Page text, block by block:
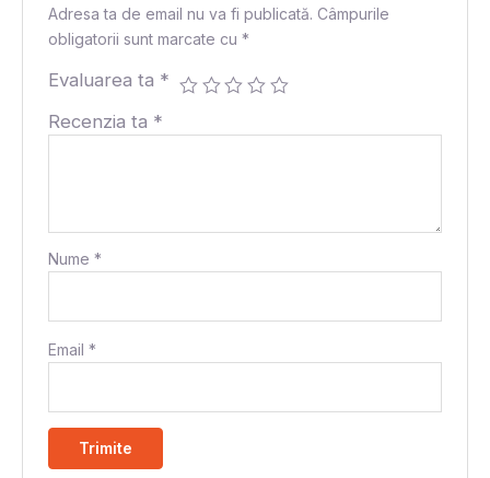
Adresa ta de email nu va fi publicată. Câmpurile
obligatorii sunt marcate cu*
Evaluarea ta *
Recenzia ta *
Nume*
Email*